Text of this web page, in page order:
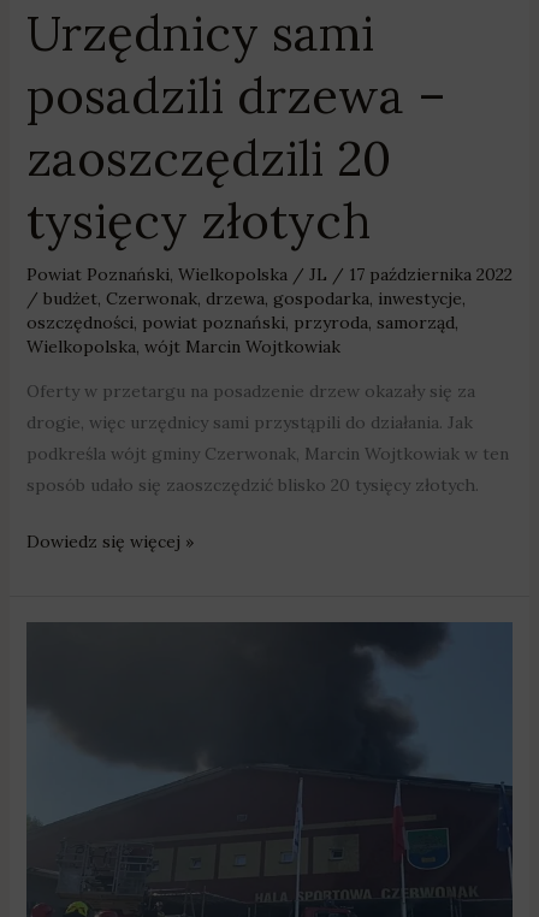
Urzędnicy sami
posadzili drzewa –
zaoszczędzili 20
tysięcy złotych
Powiat Poznański, Wielkopolska/ JL / 17 października 2022
/ budżet, Czerwonak, drzewa, gospodarka, inwestycje,
oszczędności, powiat poznański, przyroda, samorząd,
Wielkopolska, wójt Marcin Wojtkowiak
Oferty w przetargu na posadzenie drzew okazały się za
drogie, więc urzędnicy sami przystąpili do działania. Jak
podkreśla wójt gminy Czerwonak, Marcin Wojtkowiak w ten
sposób udało się zaoszczędzić blisko 20 tysięcy złotych.
Dowiedz się więcej »
pożarze?